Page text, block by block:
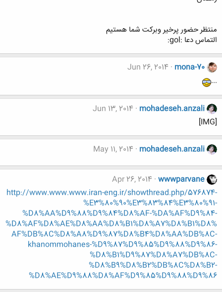
منتظر حضور پرخیر وبرکت شما هستیم
التماس دعا :gol:
mona-70
Jun 26, 2014
...
mohadeseh.anzali
Jun 13, 2014
[IMG]
mohadeseh.anzali
May 11, 2014
wwwparvane
Apr 26, 2014
http://www.www.www.iran-eng.ir/showthread.php/576874-
%E3%80%90%E3%83%84%E3%80%91-
%D8%AA%D9%88%D9%84%D8%AF-%DA%AF%D9%84-
%D8%AF%D8%AE%D8%AA%D8%B1%D8%A7%D8%B1%D8%
AF%DB%8C%D8%A8%D9%87%D8%B4%D8%AA%DB%8C-
khanommohanes-%D9%87%D9%85%D9%88%D9%86-
%D8%B1%D9%87%D8%A7%DB%8C-
%D8%B9%D8%B2%DB%8C%D8%B2-
%D8%AE%D9%88%D8%AF%D9%85%D9%88%D9%86